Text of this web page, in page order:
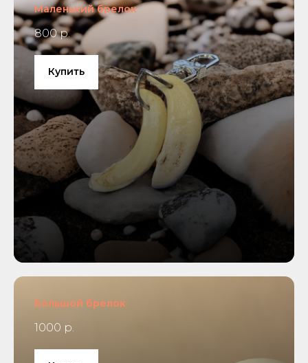
Маленький брелок
800 р.
Купить
Большой брелок
1000 р.